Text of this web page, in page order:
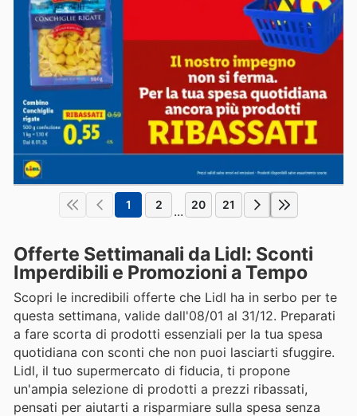
1 2 ... 20 21
Offerte Settimanali da Lidl: Sconti
Imperdibili e Promozioni a Tempo
Scopri le incredibili offerte che Lidl ha in serbo per te
questa settimana, valide dall'08/01 al 31/12. Preparati
a fare scorta di prodotti essenziali per la tua spesa
quotidiana con sconti che non puoi lasciarti sfuggire.
Lidl, il tuo supermercato di fiducia, ti propone
un'ampia selezione di prodotti a prezzi ribassati,
pensati per aiutarti a risparmiare sulla spesa senza